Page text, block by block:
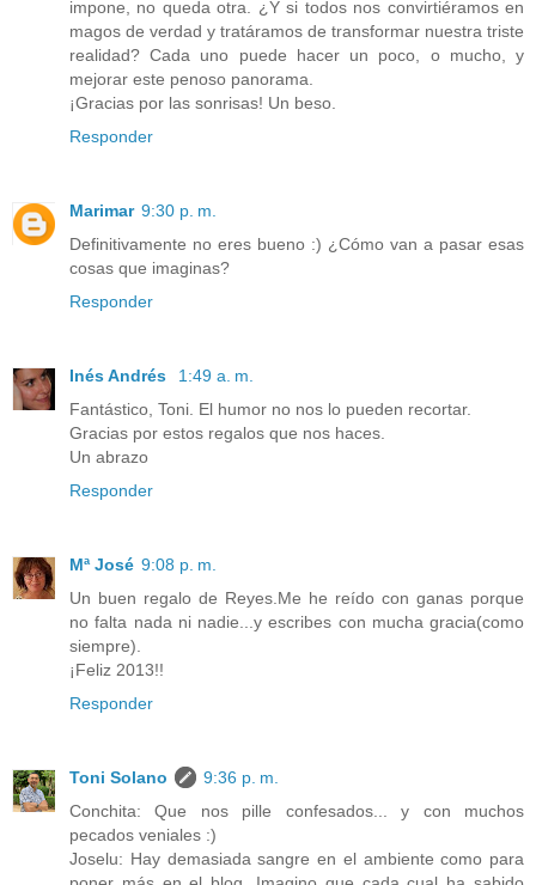
impone, no queda otra. ¿Y si todos nos convirtiéramos en
magos de verdad y tratáramos de transformar nuestra triste
realidad? Cada uno puede hacer un poco, o mucho, y
mejorar este penoso panorama.
¡Gracias por las sonrisas! Un beso.
Responder
Marimar 9:30 p. m.
Definitivamente no eres bueno :) ¿Cómo van a pasar esas
cosas que imaginas?
Responder
Inés Andrés
1:49 a. m.
Fantástico, Toni. El humor no nos lo pueden recortar.
Gracias por estos regalos que nos haces.
Un abrazo
Responder
Mª José 9:08 p. m.
Un buen regalo de Reyes.Me he reído con ganas porque
no falta nada ni nadie...y escribes con mucha gracia(como
siempre).
¡Feliz 2013!!
Responder
Toni Solano
9:36 p. m.
Conchita: Que nos pille confesados... y con muchos
pecados veniales :)
Joselu: Hay demasiada sangre en el ambiente como para